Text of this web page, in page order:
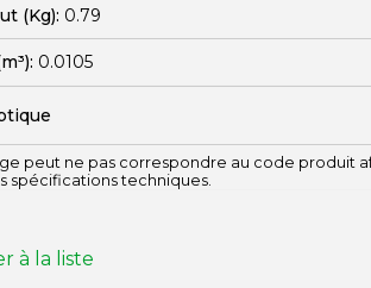
(Kg): 0.79
0.0105
peut ne pas correspondre au code produit
spécifications techniques.
à la liste